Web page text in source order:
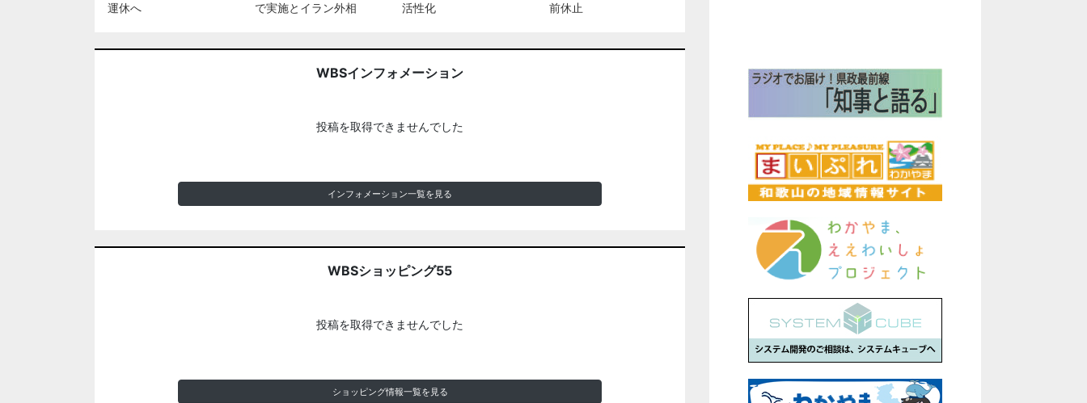
運休へ
で実施とイラン外相
活性化
前休止
WBSインフォメーション
投稿を取得できませんでした
インフォメーション一覧を見る
WBSショッピング55
投稿を取得できませんでした
ショッピング情報一覧を見る